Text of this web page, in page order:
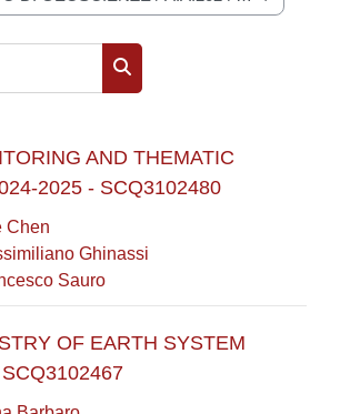
Cerca corsi
AND THEMATIC
2025 - SCQ3102480
Chen
Ghinassi
Sauro
OF EARTH SYSTEM